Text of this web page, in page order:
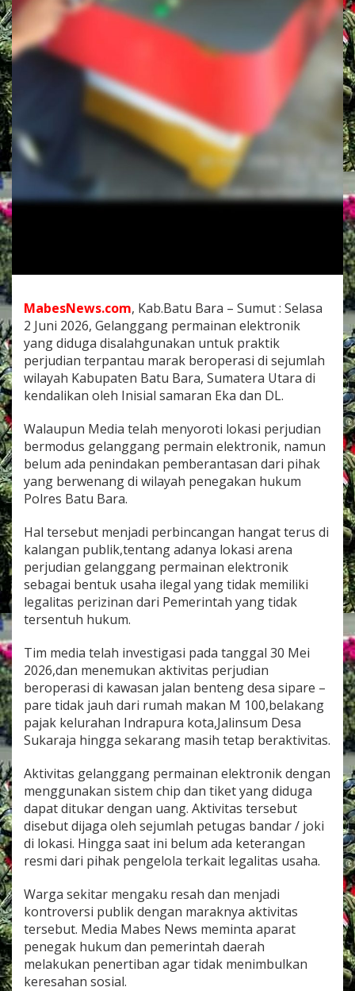
e
a
n
g
e
r
k
t
r
o
n
i
k
r
k
e
d
u
d
i
.
MabesNews.com, Kab.Batu Bara – Sumut : Selasa
2 Juni 2026, Gelanggang permainan elektronik
yang diduga disalahgunakan untuk praktik
perjudian terpantau marak beroperasi di sejumlah
wilayah Kabupaten Batu Bara, Sumatera Utara di
kendalikan oleh Inisial samaran Eka dan DL.
Walaupun Media telah menyoroti lokasi perjudian
bermodus gelanggang permain elektronik, namun
belum ada penindakan pemberantasan dari pihak
yang berwenang di wilayah penegakan hukum
Polres Batu Bara.
Hal tersebut menjadi perbincangan hangat terus di
kalangan publik,tentang adanya lokasi arena
perjudian gelanggang permainan elektronik
sebagai bentuk usaha ilegal yang tidak memiliki
legalitas perizinan dari Pemerintah yang tidak
tersentuh hukum.
Tim media telah investigasi pada tanggal 30 Mei
2026,dan menemukan aktivitas perjudian
beroperasi di kawasan jalan benteng desa sipare –
pare tidak jauh dari rumah makan M 100,belakang
pajak kelurahan Indrapura kota,Jalinsum Desa
Sukaraja hingga sekarang masih tetap beraktivitas.
Aktivitas gelanggang permainan elektronik dengan
menggunakan sistem chip dan tiket yang diduga
dapat ditukar dengan uang. Aktivitas tersebut
disebut dijaga oleh sejumlah petugas bandar / joki
di lokasi. Hingga saat ini belum ada keterangan
resmi dari pihak pengelola terkait legalitas usaha.
Warga sekitar mengaku resah dan menjadi
kontroversi publik dengan maraknya aktivitas
tersebut. Media Mabes News meminta aparat
penegak hukum dan pemerintah daerah
melakukan penertiban agar tidak menimbulkan
keresahan sosial.